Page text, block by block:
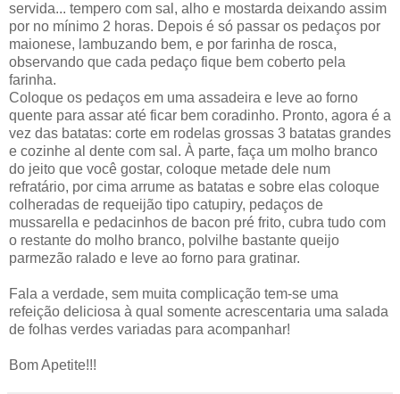
servida... tempero com sal, alho e mostarda deixando assim
por no mínimo 2 horas. Depois é só passar os pedaços por
maionese, lambuzando bem, e por farinha de rosca,
observando que cada pedaço fique bem coberto pela
farinha.
Coloque os pedaços em uma assadeira e leve ao forno
quente para assar até ficar bem coradinho. Pronto, agora é a
vez das batatas: corte em rodelas grossas 3 batatas grandes
e cozinhe al dente com sal. À parte, faça um molho branco
do jeito que você gostar, coloque metade dele num
refratário, por cima arrume as batatas e sobre elas coloque
colheradas de requeijão tipo catupiry, pedaços de
mussarella e pedacinhos de bacon pré frito, cubra tudo com
o restante do molho branco, polvilhe bastante queijo
parmezão ralado e leve ao forno para gratinar.
Fala a verdade, sem muita complicação tem-se uma
refeição deliciosa à qual somente acrescentaria uma salada
de folhas verdes variadas para acompanhar!
Bom Apetite!!!